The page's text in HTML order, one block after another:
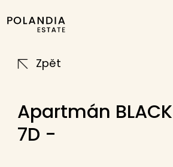
Zpět
Apartmán BLACK
7D -